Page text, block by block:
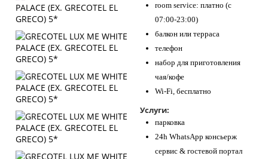
room service: платно (с
07:00-23:00)
балкон или терраса
телефон
набор для приготовления
чая/кофе
Wi-Fi, бесплатно
Услуги:
парковка
24h WhatsApp консьерж
сервис & гостевой портал